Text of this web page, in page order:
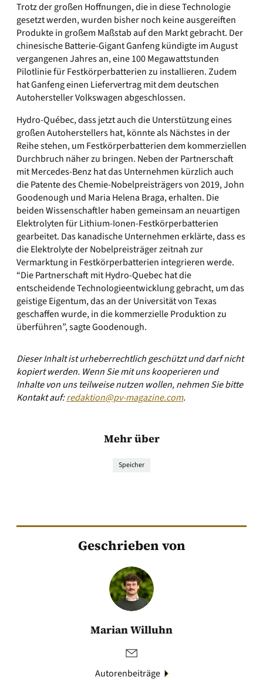
Trotz der großen Hoffnungen, die in diese Technologie
gesetzt werden, wurden bisher noch keine ausgereiften
Produkte in großem Maßstab auf den Markt gebracht. Der
chinesische Batterie-Gigant Ganfeng kündigte im August
vergangenen Jahres an, eine 100 Megawattstunden
Pilotlinie für Festkörperbatterien zu installieren. Zudem
hat Ganfeng einen Liefervertrag mit dem deutschen
Autohersteller Volkswagen abgeschlossen.
Hydro-Québec, dass jetzt auch die Unterstützung eines
großen Autoherstellers hat, könnte als Nächstes in der
Reihe stehen, um Festkörperbatterien dem kommerziellen
Durchbruch näher zu bringen. Neben der Partnerschaft
mit Mercedes-Benz hat das Unternehmen kürzlich auch
die Patente des Chemie-Nobelpreisträgers von 2019, John
Goodenough und Maria Helena Braga, erhalten. Die
beiden Wissenschaftler haben gemeinsam an neuartigen
Elektrolyten für Lithium-Ionen-Festkörperbatterien
gearbeitet. Das kanadische Unternehmen erklärte, dass es
die Elektrolyte der Nobelpreisträger zeitnah zur
Vermarktung in Festkörperbatterien integrieren werde.
“Die Partnerschaft mit Hydro-Quebec hat die
entscheidende Technologieentwicklung gebracht, um das
geistige Eigentum, das an der Universität von Texas
geschaffen wurde, in die kommerzielle Produktion zu
überführen”, sagte Goodenough.
Dieser Inhalt ist urheberrechtlich geschützt und darf nicht
kopiert werden. Wenn Sie mit uns kooperieren und
Inhalte von uns teilweise nutzen wollen, nehmen Sie bitte
Kontakt auf:redaktion@pv-magazine.com.
Mehr über
Speicher
Geschrieben von
Marian Willuhn
Autorenbeiträge